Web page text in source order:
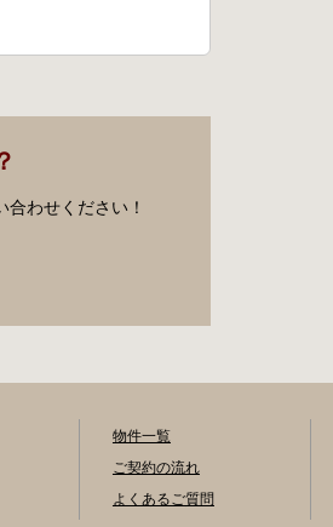
わせください！
物件一覧
ご契約の流れ
よくあるご質問